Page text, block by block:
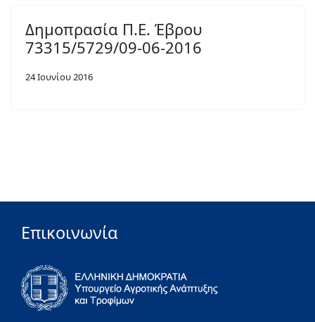
Δημοπρασία Π.Ε. Έβρου
73315/5729/09-06-2016
24 Ιουνίου 2016
Επικοινωνία